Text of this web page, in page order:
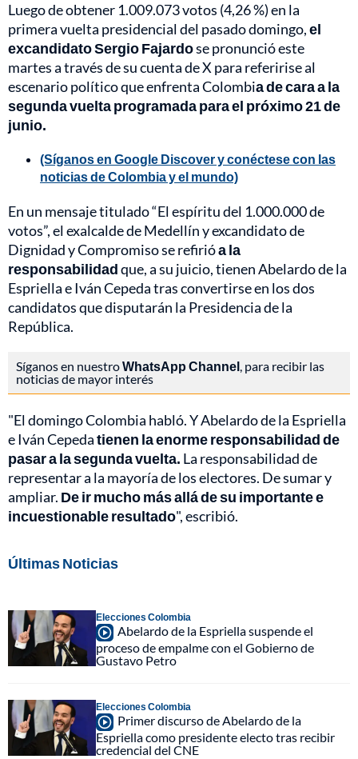
Luego de obtener 1.009.073 votos (4,26 %) en la
primera vuelta presidencial del pasado domingo,el
excandidato Sergio Fajardose pronunció este
martes a través de su cuenta de X para referirise al
escenario político que enfrenta Colombia de cara a la
segunda vuelta programada para el próximo 21 de
junio.
(Síganos en Google Discover y conéctese con las
noticias de Colombia y el mundo)
En un mensaje titulado “El espíritu del 1.000.000 de
votos”, el exalcalde de Medellín y excandidato de
Dignidad y Compromiso se refirióa la
responsabilidadque, a su juicio, tienen Abelardo de la
Espriella e Iván Cepeda tras convertirse en los dos
candidatos que disputarán la Presidencia de la
República.
Síganos en nuestroWhatsApp Channel, para recibir las
noticias de mayor interés
"El domingo Colombia habló. Y Abelardo de la Espriella
e Iván Cepedatienen la enorme responsabilidad de
pasar a la segunda vuelta. La responsabilidad de
representar a la mayoría de los electores. De sumar y
ampliar. De ir mucho más allá de su importante e
incuestionable resultado", escribió.
Últimas Noticias
Elecciones Colombia
Abelardo de la Espriella suspende el
proceso de empalme con el Gobierno de
Gustavo Petro
Elecciones Colombia
Primer discurso de Abelardo de la
Espriella como presidente electo tras recibir
credencial del CNE